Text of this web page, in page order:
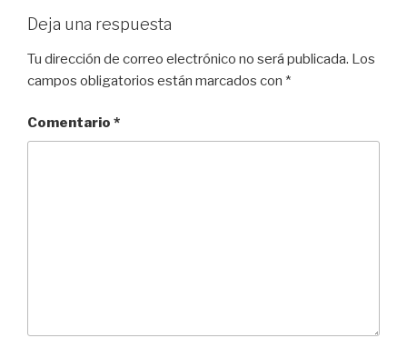
Deja una respuesta
Tu dirección de correo electrónico no será publicada. Los
campos obligatorios están marcados con *
Comentario *